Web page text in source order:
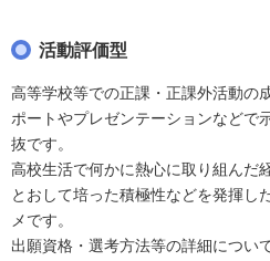
活動評価型
高等学校等での正課・正課外活動の
ポートやプレゼンテーションなどで
抜です。
高校生活で何かに熱心に取り組んだ
とおして培った積極性などを発揮し
メです。
出願資格・選考方法等の詳細につい